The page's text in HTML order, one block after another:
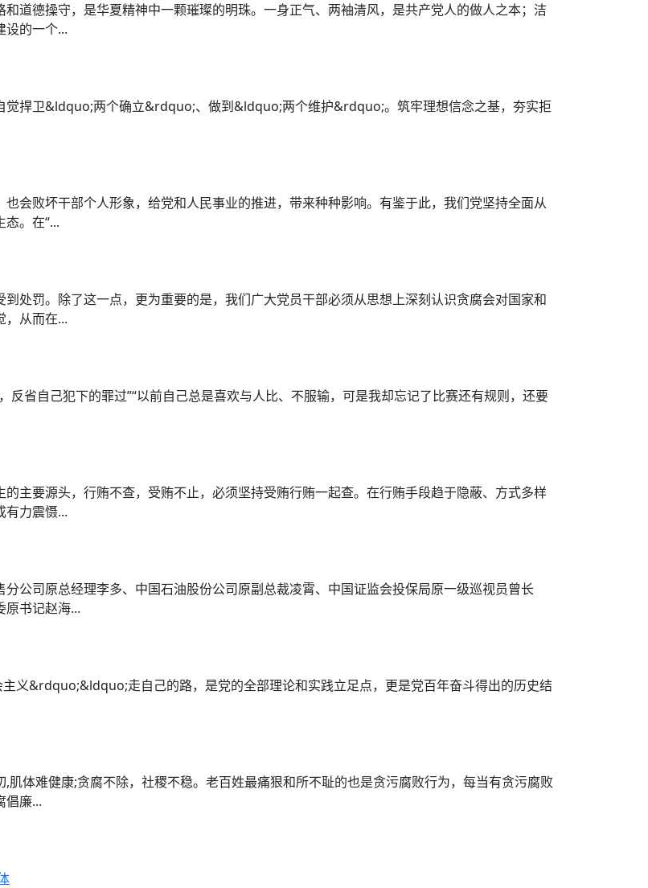
道德操守，是华夏精神中一颗璀璨的明珠。一身正气、两袖清风，是共产党人的做人之本；洁
设的一个...
觉捍卫&ldquo;两个确立&rdquo;、做到&ldquo;两个维护&rdquo;。筑牢理想信念之基，夯实拒
会败坏干部个人形象，给党和人民事业的推进，带来种种影响。有鉴于此，我们党坚持全面从
。在“...
处罚。除了这一点，更为重要的是，我们广大党员干部必须从思想上深刻认识贪腐会对国家和
，从而在...
省自己犯下的罪过”“以前自己总是喜欢与人比、不服输，可是我却忘记了比赛还有规则，还要
主要源头，行贿不查，受贿不止，必须坚持受贿行贿一起查。在行贿手段趋于隐蔽、方式多样
有力震慑...
公司原总经理李多、中国石油股份公司原副总裁凌霄、中国证监会投保局原一级巡视员曾长
原书记赵海...
义&rdquo;&ldquo;走自己的路，是党的全部理论和实践立足点，更是党百年奋斗得出的历史结
体难健康;贪腐不除，社稷不稳。老百姓最痛狠和所不耻的也是贪污腐败行为，每当有贪污腐败
倡廉...